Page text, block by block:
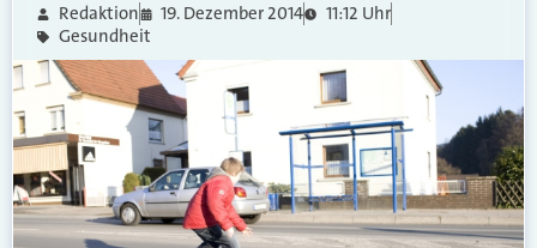
Redaktion 19. Dezember 2014
11:12 Uhr
Gesundheit